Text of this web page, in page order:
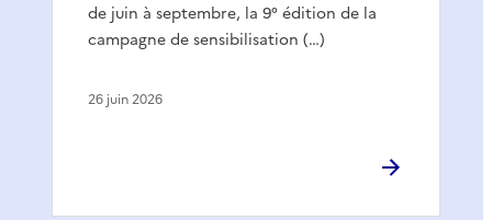
de juin à septembre, la 9° édition de la
campagne de sensibilisation (…)
26 juin 2026